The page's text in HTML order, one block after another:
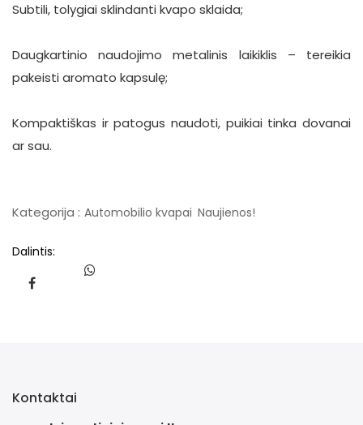
Subtili, tolygiai sklindanti kvapo sklaida;
Daugkartinio naudojimo metalinis laikiklis – tereikia
pakeisti aromato kapsulę;
Kompaktiškas ir patogus naudoti, puikiai tinka dovanai
ar sau.
Kategorija : Automobilio kvapai Naujienos!
Dalintis:
Kontaktai